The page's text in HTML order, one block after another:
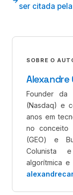
ser citada
SOBRE O
Alexandre
Founder da
(Nasdaq) e
anos em
no conceito
(GEO) e
Colunista
algorítmica